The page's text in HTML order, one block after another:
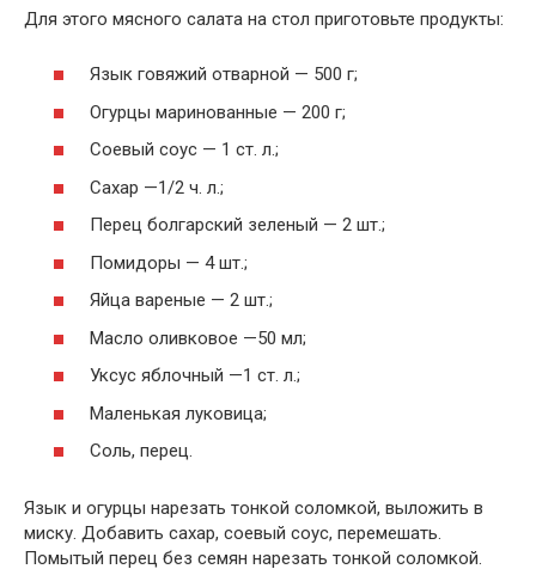
Для этого мясного салата на стол приготовьте продукты:
Язык говяжий отварной — 500 г;
Огурцы маринованные — 200 г;
Соевый соус — 1 ст. л.;
Сахар —1/2 ч. л.;
Перец болгарский зеленый — 2 шт.;
Помидоры — 4 шт.;
Яйца вареные — 2 шт.;
Масло оливковое —50 мл;
Уксус яблочный —1 ст. л.;
Маленькая луковица;
Соль, перец.
Язык и огурцы нарезать тонкой соломкой, выложить в
миску. Добавить сахар, соевый соус, перемешать.
Помытый перец без семян нарезать тонкой соломкой.